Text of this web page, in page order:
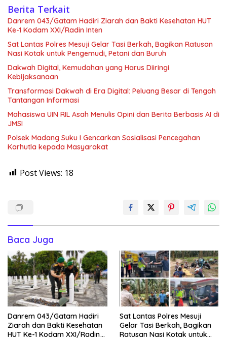
Berita Terkait
Danrem 043/Gatam Hadiri Ziarah dan Bakti Kesehatan HUT
Ke-1 Kodam XXI/Radin Inten
Sat Lantas Polres Mesuji Gelar Tasi Berkah, Bagikan Ratusan
Nasi Kotak untuk Pengemudi, Petani dan Buruh
Dakwah Digital, Kemudahan yang Harus Diiringi
Kebijaksanaan
Transformasi Dakwah di Era Digital: Peluang Besar di Tengah
Tantangan Informasi
Mahasiswa UIN RIL Asah Menulis Opini dan Berita Berbasis AI di
JMSI
Polsek Madang Suku I Gencarkan Sosialisasi Pencegahan
Karhutla kepada Masyarakat
Post Views: 18
Baca Juga
Danrem 043/Gatam Hadiri
Ziarah dan Bakti Kesehatan
HUT Ke-1 Kodam XXI/Radin
Sat Lantas Polres Mesuji
Gelar Tasi Berkah, Bagikan
Ratusan Nasi Kotak untuk